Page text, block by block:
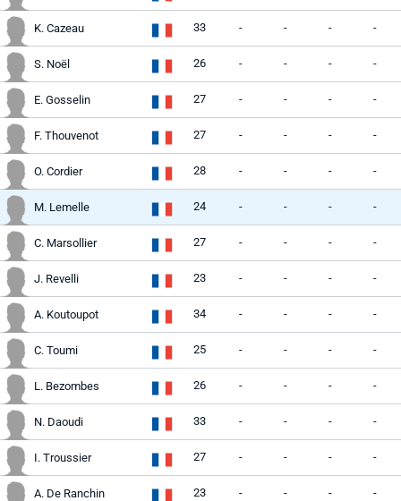
K. Cazeau 33 - - - -
S. Noël 26 - - - -
E. Gosselin 27 - - - -
F. Thouvenot 27 - - - -
O. Cordier 28 - - - -
M. Lemelle 24 - - - -
C. Marsollier 27 - - - -
J. Revelli 23 - - - -
A. Koutoupot 34 - - - -
C. Toumi 25 - - - -
L. Bezombes 26 - - - -
N. Daoudi 33 - - - -
I. Troussier 27 - - - -
A. De Ranchin 23 - - - -